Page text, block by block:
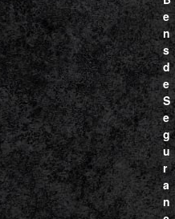
e
n
s
d
e
S
e
g
u
r
a
n